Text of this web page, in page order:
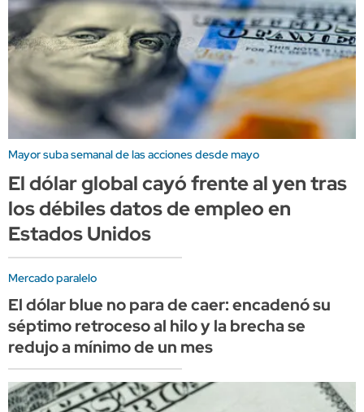
Mayor suba semanal de las acciones desde mayo
El dólar global cayó frente al yen tras
los débiles datos de empleo en
Estados Unidos
Mercado paralelo
El dólar blue no para de caer: encadenó su
séptimo retroceso al hilo y la brecha se
redujo a mínimo de un mes